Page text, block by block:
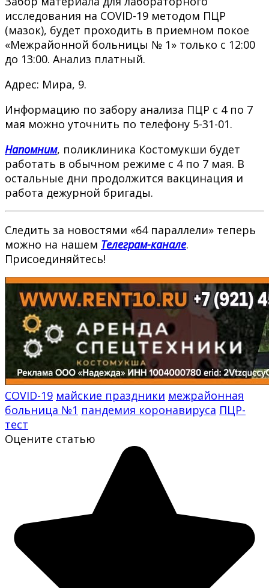
исследования на COVID-19 методом ПЦР
(мазок), будет проходить в приемном покое
«Межрайонной больницы № 1» только с 12:00
до 13:00. Анализ платный.
Адрес: Мира, 9.
Информацию по забору анализа ПЦР с 4 по 7
мая можно уточнить по телефону 5-31-01.
Напомним, поликлиника Костомукши будет
работать в обычном режиме с 4 по 7 мая. В
остальные дни продолжится вакцинация и
работа дежурной бригады.
Следить за новостями «64 параллели» теперь
можно на нашем Телеграм-канале.
Присоединяйтесь!
COVID-19 майские праздники межрайонная
больница №1 пандемия коронавируса ПЦР-
тест
Оцените статью